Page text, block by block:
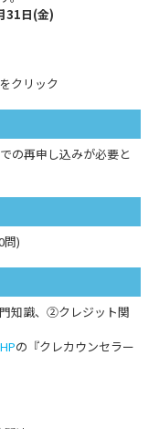
31日(金)
クリック
の再申し込みが必要と
)
知識、②クレジット関
の『クレカウンセラー